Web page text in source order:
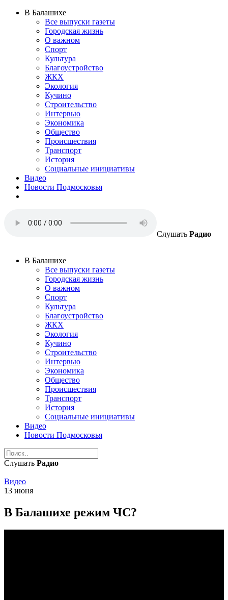
В Балашихе
Все выпуски газеты
Городская жизнь
О важном
Спорт
Культура
Благоустройство
ЖКХ
Экология
Кучино
Строительство
Интервью
Экономика
Общество
Происшествия
Транспорт
История
Социальные инициативы
Видео
Новости Подмосковья
Слушать Радио
В Балашихе
Все выпуски газеты
Городская жизнь
О важном
Спорт
Культура
Благоустройство
ЖКХ
Экология
Кучино
Строительство
Интервью
Экономика
Общество
Происшествия
Транспорт
История
Социальные инициативы
Видео
Новости Подмосковья
Слушать Радио
Видео
13 июня
В Балашихе режим ЧС?